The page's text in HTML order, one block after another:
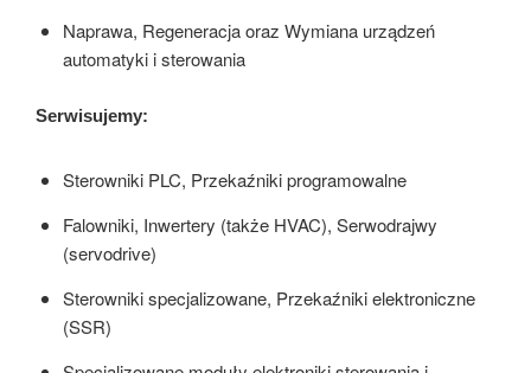
Naprawa, Regeneracja oraz Wymiana urządzeń
automatyki i sterowania
Serwisujemy:
Sterowniki PLC, Przekaźniki programowalne
Falowniki, Inwertery (także HVAC), Serwodrajwy
(servodrive)
Sterowniki specjalizowane, Przekaźniki elektroniczne
(SSR)